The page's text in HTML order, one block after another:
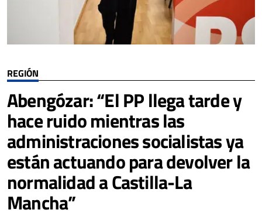
REGIÓN
Abengózar: “El PP llega tarde y
hace ruido mientras las
administraciones socialistas ya
están actuando para devolver la
normalidad a Castilla-La
Mancha”